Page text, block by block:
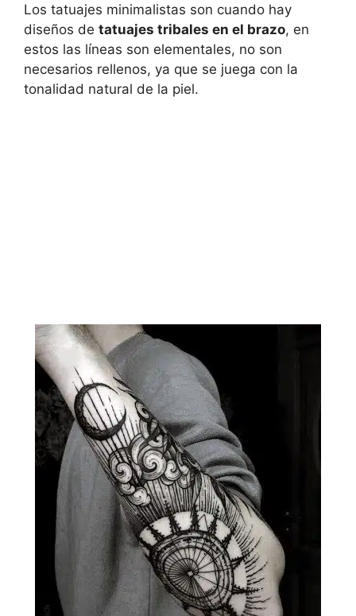
Los tatuajes minimalistas son cuando hay
diseños de tatuajes tribales en el brazo, en
estos las líneas son elementales, no son
necesarios rellenos, ya que se juega con la
tonalidad natural de la piel.